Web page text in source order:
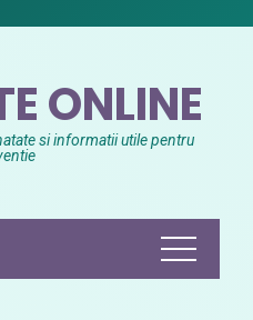
ONLINE
si informatii utile pentru